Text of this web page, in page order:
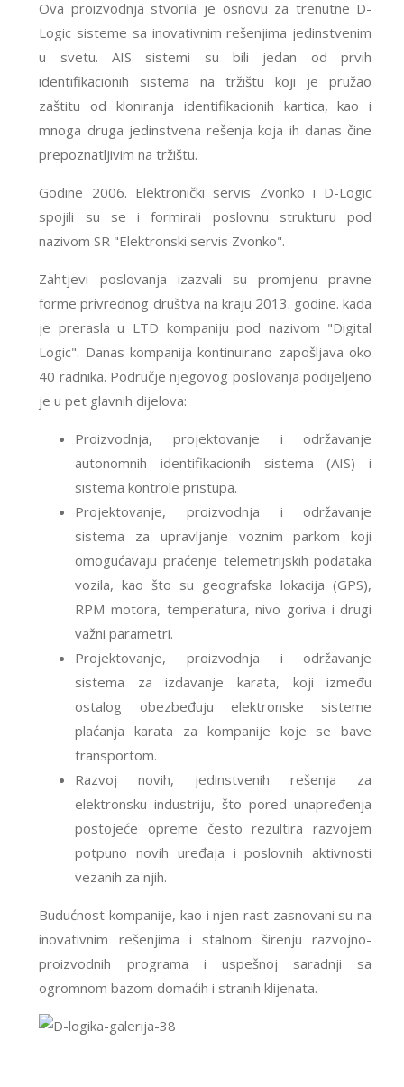
Ova proizvodnja stvorila je osnovu za trenutne D-
Logic sisteme sa inovativnim rešenjima jedinstvenim
u svetu. AIS sistemi su bili jedan od prvih
identifikacionih sistema na tržištu koji je pružao
zaštitu od kloniranja identifikacionih kartica, kao i
mnoga druga jedinstvena rešenja koja ih danas čine
prepoznatljivim na tržištu.
Godine 2006. Elektronički servis Zvonko i D-Logic
spojili su se i formirali poslovnu strukturu pod
nazivom SR "Elektronski servis Zvonko".
Zahtjevi poslovanja izazvali su promjenu pravne
forme privrednog društva na kraju 2013. godine. kada
je prerasla u LTD kompaniju pod nazivom "Digital
Logic". Danas kompanija kontinuirano zapošljava oko
40 radnika. Područje njegovog poslovanja podijeljeno
je u pet glavnih dijelova:
Proizvodnja, projektovanje i održavanje
autonomnih identifikacionih sistema (AIS) i
sistema kontrole pristupa.
Projektovanje, proizvodnja i održavanje
sistema za upravljanje voznim parkom koji
omogućavaju praćenje telemetrijskih podataka
vozila, kao što su geografska lokacija (GPS),
RPM motora, temperatura, nivo goriva i drugi
važni parametri.
Projektovanje, proizvodnja i održavanje
sistema za izdavanje karata, koji između
ostalog obezbeđuju elektronske sisteme
plaćanja karata za kompanije koje se bave
transportom.
Razvoj novih, jedinstvenih rešenja za
elektronsku industriju, što pored unapređenja
postojeće opreme često rezultira razvojem
potpuno novih uređaja i poslovnih aktivnosti
vezanih za njih.
Budućnost kompanije, kao i njen rast zasnovani su na
inovativnim rešenjima i stalnom širenju razvojno-
proizvodnih programa i uspešnoj saradnji sa
ogromnom bazom domaćih i stranih klijenata.